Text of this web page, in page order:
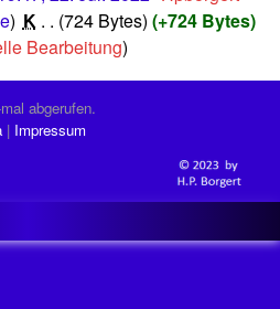
K 724 Bytes +724 Bytes
Bearbeitung
abgerufen.
Impressum